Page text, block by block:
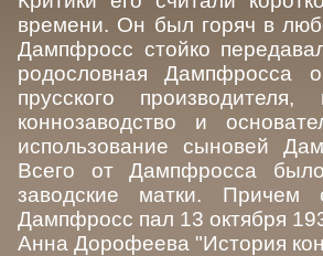
времени. Он был горяч в
Дампфросс стойко
родословная Дампфросса
прусского
коннозаводство и
использование сыновей
Всего от Дампфросса
заводские матки.
Дампфросс пал 13 октября
Анна Дорофеева "История